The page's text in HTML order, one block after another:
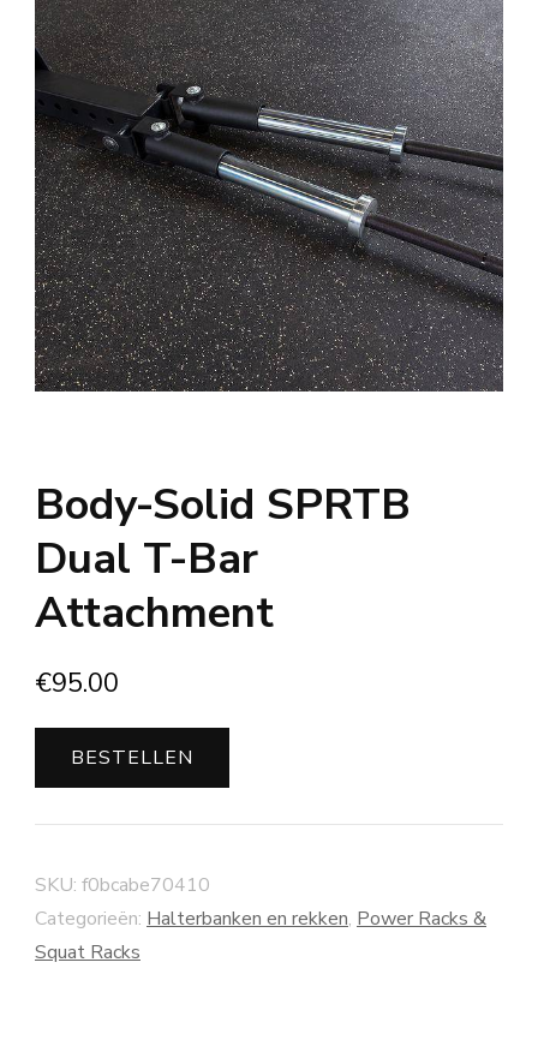
Body-Solid SPRTB
Dual T-Bar
Attachment
€95.00
BESTELLEN
SKU: f0bcabe70410
Categorieën: Halterbanken en rekken, Power Racks &
Squat Racks